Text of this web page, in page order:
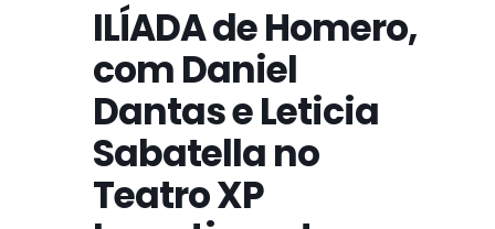
ILÍADA de Homero,
com Daniel
Dantas e Leticia
Sabatella no
Teatro XP